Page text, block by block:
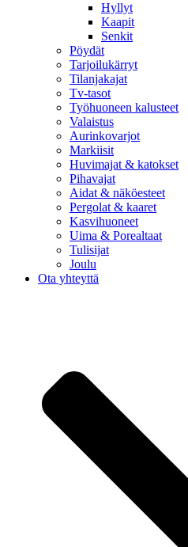
Hyllyt
Kaapit
Senkit
Pöydät
Tarjoilukärryt
Tilanjakajat
Tv-tasot
Työhuoneen kalusteet
Valaistus
Aurinkovarjot
Markiisit
Huvimajat & katokset
Pihavajat
Aidat & näköesteet
Pergolat & kaaret
Kasvihuoneet
Uima & Porealtaat
Tulisijat
Joulu
Ota yhteyttä